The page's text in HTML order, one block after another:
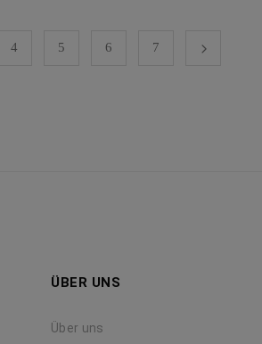
4 5 6 7
ÜBER UNS
Über uns